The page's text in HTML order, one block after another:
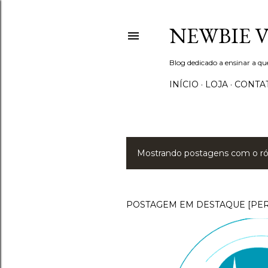
NEWBIE
Blog dedicado a ensinar a
INÍCIO LOJA
P
s
Mostrando postagens com o
POSTAGEM EM DESTAQUE